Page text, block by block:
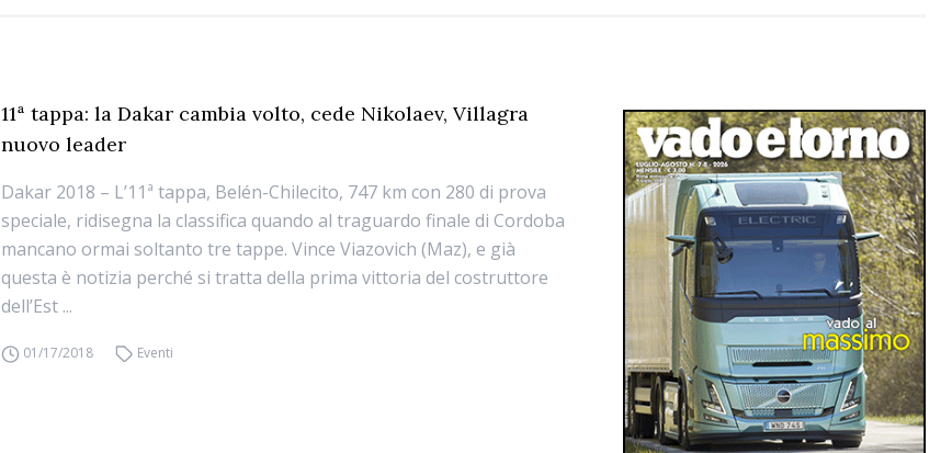
11ª tappa: la Dakar cambia volto, cede Nikolaev, Villagra
nuovo leader
Dakar 2018 – L’11ª tappa, Belén-Chilecito, 747 km con 280 di prova
speciale, ridisegna la classifica quando al traguardo finale di Cordoba
mancano ormai soltanto tre tappe. Vince Viazovich (Maz), e già
questa è notizia perché si tratta della prima vittoria del costruttore
dell’Est ...
01/17/2018 Eventi